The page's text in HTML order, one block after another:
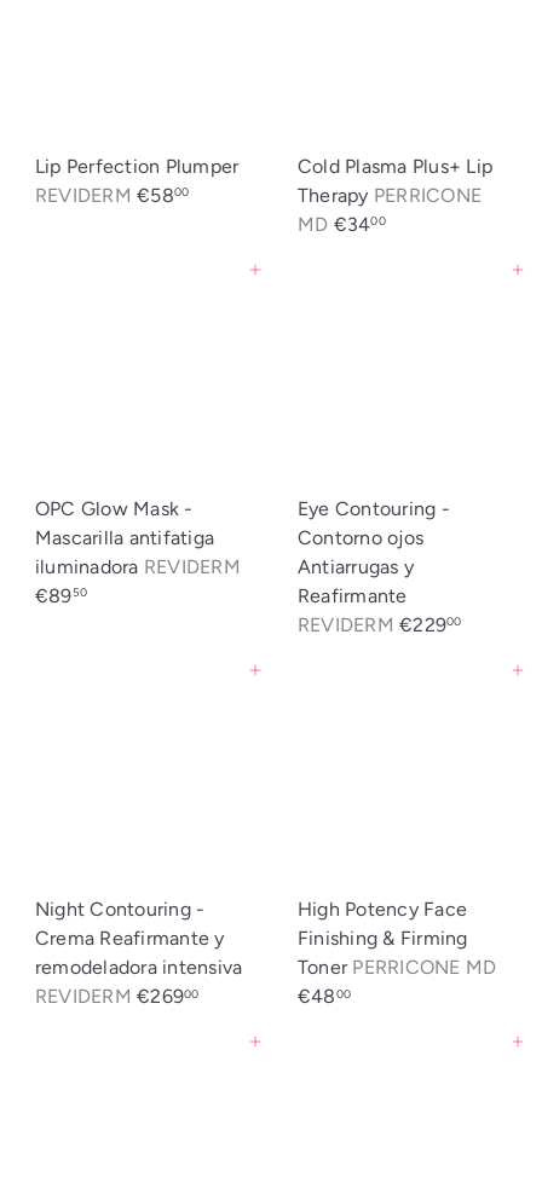
Lip Perfection Plumper
REVIDERM€5800
Cold Plasma Plus+ Lip
Therapy PERRICONE
MD €3400
Agregar al carrito
OPC Glow Mask -
Mascarilla antifatiga
iluminadora REVIDERM
€8950
Agregar al carrito
Eye Contouring -
Contorno ojos
Antiarrugas y
Reafirmante
REVIDERM€22900
Agregar al carrito
Night Contouring -
Crema Reafirmante y
remodeladora intensiva
REVIDERM€26900
Agregar al carrito
High Potency Face
Finishing & Firming
Toner PERRICONE MD
€4800
Agregar al carrito Agregar al carrito